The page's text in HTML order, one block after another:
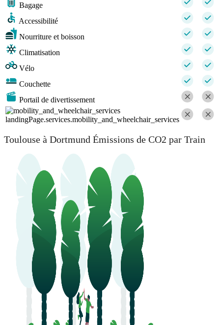
Bagage
Accessibilité
Nourriture et boisson
Climatisation
Vélo
Couchette
Portail de divertissement
landingPage.services.mobility_and_wheelchair_services
Toulouse à Dortmund Émissions de CO2 par Train